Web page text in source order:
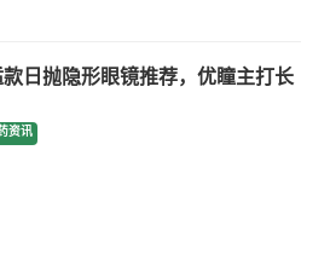
日抛隐形眼镜推荐，优瞳主打长
资讯